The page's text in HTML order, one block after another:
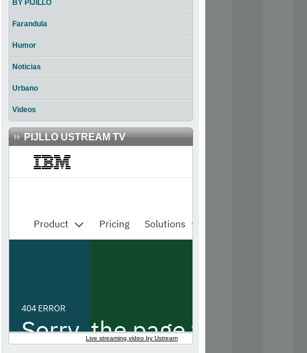
BY PIJILLO
Farandula
Humor
Noticias
Urbano
Videos
PIJLLO USTREAM TV
Live streaming video by Ustream